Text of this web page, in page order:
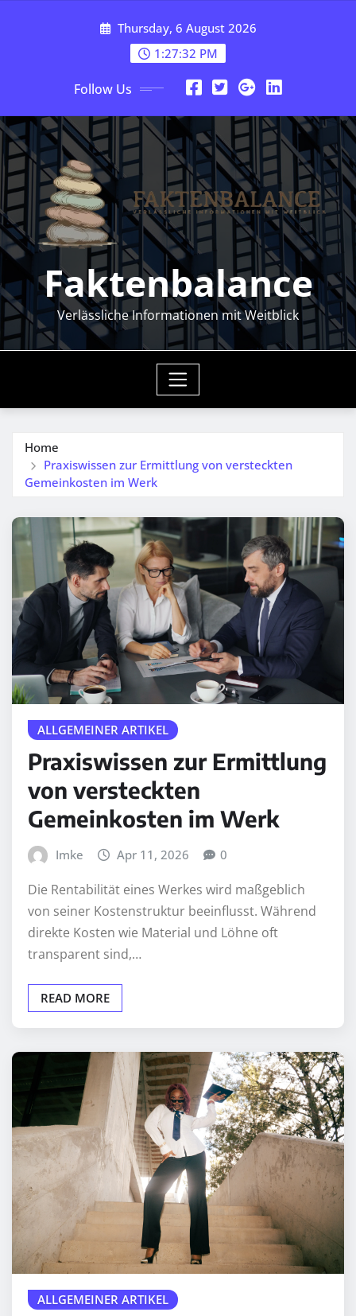
Thursday, 6 August 2026
1:27:33 PM
Follow Us
Faktenbalance
Verlässliche Informationen mit Weitblick
Home
Praxiswissen zur Ermittlung von versteckten
Gemeinkosten im Werk
ALLGEMEINER ARTIKEL
Praxiswissen zur Ermittlung
von versteckten
Gemeinkosten im Werk
Imke Apr 11, 2026 0
Die Rentabilität eines Werkes wird maßgeblich
von seiner Kostenstruktur beeinflusst. Während
direkte Kosten wie Material und Löhne oft
transparent sind,…
READ MORE
ALLGEMEINER ARTIKEL